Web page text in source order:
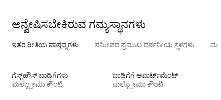
ಅನ್ವೇಷಿಸಬೇಕಿರುವ ಗಮ್ಯಸ್ಥಾನಗಳು
ಇತರ ರೀತಿಯ ವಾಸ್ತವ್ಯಗಳು ಸಮೀಪದ ಪ್ರಮುಖ ದರ್ಶನೀಯ ಸ್ಥಳಗಳು
ಗೆಸ್ಟ್‌ಹೌಸ್‌ ಬಾಡಿಗೆಗಳು
ಮಲ್ಟ್ನೋಮಾ ಕೌಂಟಿ
ಬಾಡಿಗೆಗೆ ಅಪಾರ್ಟ್‌ಮೆಂಟ್‌
ಮಲ್ಟ್ನೋಮಾ ಕೌಂಟಿ